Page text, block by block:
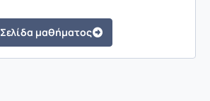
Σελίδα μαθήματος